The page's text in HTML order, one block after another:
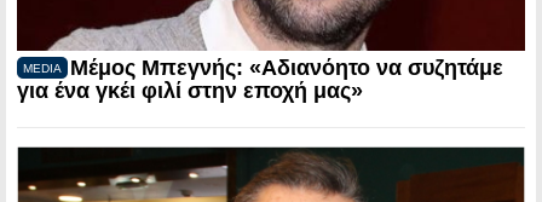
MEDIA
Μέμος Μπεγνής: «Αδιανόητο να συζητάμε
για ένα γκέι φιλί στην εποχή μας»